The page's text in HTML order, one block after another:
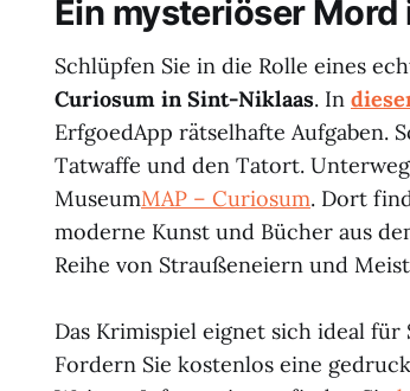
Ein mysteriöser Mord
Schlüpfen Sie in die Rolle eines
Curiosum inSint-Niklaas. In
ErfgoedApp rätselhafte Aufgaben.
Tatwaffe und den Tatort.
MuseumMAP – Curiosum. Dort
moderne Kunst und Bücher aus
Reihe von Straußeneiern und
Das Krimispiel eignet sich ideal für
Fordern Sie kostenlos eine